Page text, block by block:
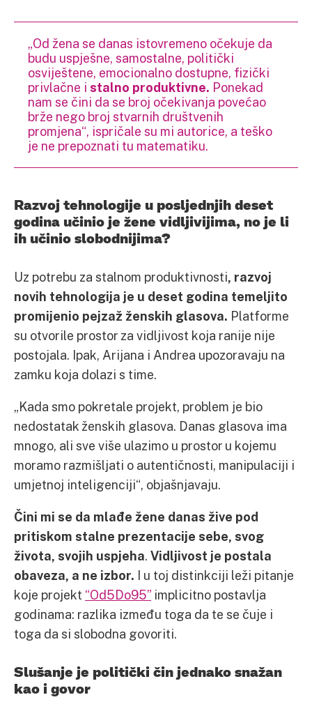
„Od žena se danas istovremeno očekuje da
budu uspješne, samostalne, politički
osviještene, emocionalno dostupne, fizički
privlačne i stalno produktivne. Ponekad
nam se čini da se broj očekivanja povećao
brže nego broj stvarnih društvenih
promjena“, ispričale su mi autorice, a teško
je ne prepoznati tu matematiku.
Razvoj tehnologije u posljednjih deset
godina učinio je žene vidljivijima, no je li
ih učinio slobodnijima?
Uz potrebu za stalnom produktivnosti, razvoj
novih tehnologija je u deset godina temeljito
promijenio pejzaž ženskih glasova. Platforme
su otvorile prostor za vidljivost koja ranije nije
postojala. Ipak, Arijana i Andrea upozoravaju na
zamku koja dolazi s time.
„Kada smo pokretale projekt, problem je bio
nedostatak ženskih glasova. Danas glasova ima
mnogo, ali sve više ulazimo u prostor u kojemu
moramo razmišljati o autentičnosti, manipulaciji i
umjetnoj inteligenciji“, objašnjavaju.
Čini mi se da mlađe žene danas žive pod
pritiskom stalne prezentacije sebe, svog
života, svojih uspjeha. Vidljivost je postala
obaveza, a ne izbor. I u toj distinkciji leži pitanje
koje projekt “Od5Do95” implicitno postavlja
godinama: razlika između toga da te se čuje i
toga da si slobodna govoriti.
Slušanje je politički čin jednako snažan
kao i govor